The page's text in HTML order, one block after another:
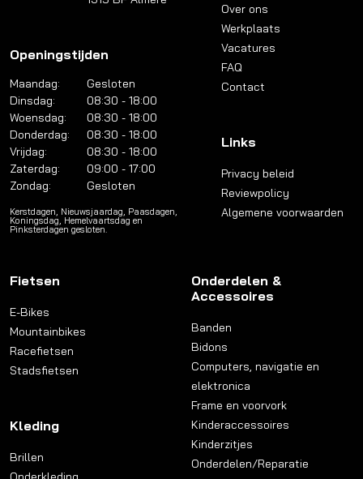
Openingstijden
Maandag:
Gesloten
Dinsdag:
08:30 - 18:00
Woensdag:
08:30 - 18:00
Donderdag:
08:30 - 18:00
Vrijdag:
08:30 - 18:00
Zaterdag:
09:00 - 17:00
Zondag:
Gesloten
Kerstdagen, Nieuwsjaardag, Paasdagen,
Koningsdag, Hemelvaartsdag en
Pinksterdagen gesloten.
Over ons
Werkplaats
Vacatures
FAQ
Contact
Links
Privacy beleid
Reviewpolicy
Algemene voorwaarden
Fietsen
E-Bikes
Mountainbikes
Racefietsen
Stadsfietsen
Kleding
Brillen
Onderdelen &
Accessoires
Banden
Bidons
Computers, navigatie en
elektronica
Frame en voorvork
Kinderaccessoires
Kinderzitjes
Onderdelen/Reparatie